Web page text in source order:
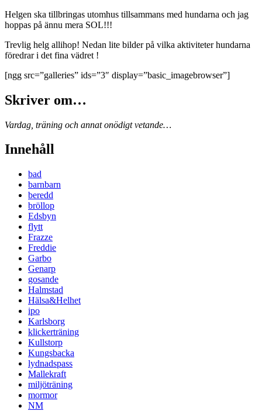
Helgen ska tillbringas utomhus tillsammans med hundarna och jag
hoppas på ännu mera SOL!!!
Trevlig helg allihop! Nedan lite bilder på vilka aktiviteter hundarna
föredrar i det fina vädret !
[ngg src=”galleries” ids=”3″ display=”basic_imagebrowser”]
Skriver om…
Vardag, träning och annat onödigt vetande…
Innehåll
bad
barnbarn
beredd
bröllop
Edsbyn
flytt
Frazze
Freddie
Garbo
Genarp
gosande
Halmstad
Hälsa&Helhet
ipo
Karlsborg
klickerträning
Kullstorp
Kungsbacka
lydnadspass
Mallekraft
miljöträning
mormor
NM